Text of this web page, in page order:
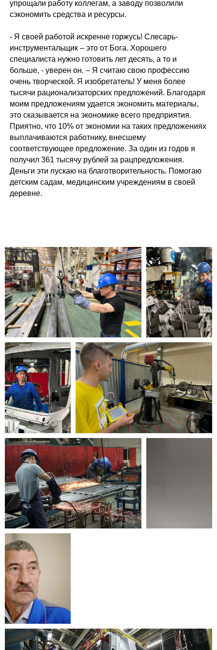
упрощали работу коллегам, а заводу позволили
сэкономить средства и ресурсы.
- Я своей работой искренне горжусь! Слесарь-
инструментальщик – это от Бога. Хорошего
специалиста нужно готовить лет десять, а то и
больше, - уверен он. – Я считаю свою профессию
очень творческой. Я изобретатель! У меня более
тысячи рационализаторских предложений. Благодаря
моим предложениям удается экономить материалы,
это сказывается на экономике всего предприятия.
Приятно, что 10% от экономии на таких предложениях
выплачиваются работнику, внесшему
соответствующее предложение. За один из годов я
получил 361 тысячу рублей за рацпредложения.
Деньги эти пускаю на благотворительность. Помогаю
детским садам, медицинским учреждениям в своей
деревне.